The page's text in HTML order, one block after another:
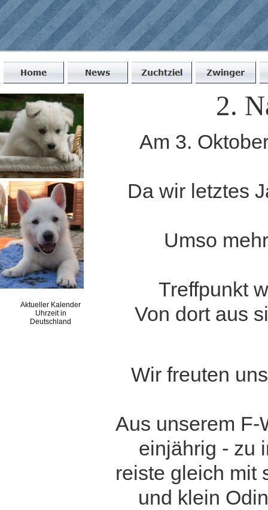
Aktueller Kalender
Uhrzeit in
Deutschland
2.
Am 3.
Da wir letztes
Umso
Treffpunkt
Von dort aus
Wir freuten
Aus unserem F-
einjährig - zu
reiste gleich mit
und klein